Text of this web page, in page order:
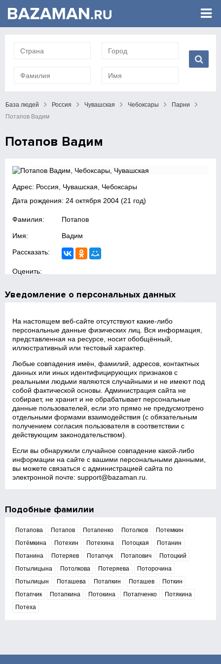
База людей Россия Чувашская Чебоксары
Парни
Потапов Вадим
Потапов Вадим
Адрес: Россия, Чувашская, Чебоксары
Дата рождения: 24 октября 2004 (21 год)
Фамилия: Потапов
Имя: Вадим
Рассказать:
Оценить:
Уведомление о персональных данных
На настоящем веб‑сайте отсутствуют какие‑либо
персональные данные физических лиц. Вся информация,
представленная на ресурсе, носит обобщённый,
иллюстративный или тестовый характер.
Любые совпадения имён, фамилий, адресов, контактных
данных или иных идентифицирующих признаков с
реальными людьми являются случайными и не имеют под
собой фактической основы. Администрация сайта не
собирает, не хранит и не обрабатывает персональные
данные пользователей, если это прямо не предусмотрено
отдельными формами взаимодействия (с обязательным
получением согласия пользователя в соответствии с
действующим законодательством).
Если вы обнаружили случайное совпадение какой‑либо
информации на сайте с вашими персональными данными,
вы можете связаться с администрацией сайта по
электронной почте:support@bazaman.ru
Подобные фамилии
Потапова Потапов Потапенко Потолков
Потемкин
Потёмкина
Потехин Потехина Потоцкая
Потанин
Потанина
Потеряев Потапчук Потапович
Потоцкий
Потылицына
Потолкова Потеряева
Поторочина
Потылицын
Поташева Потапкин Поташев
Поткин
Потапчик
Потапкина Потокина Потапченко
Потякина
Потеха